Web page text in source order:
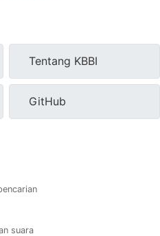
Tentang KBBI
GitHub
suara